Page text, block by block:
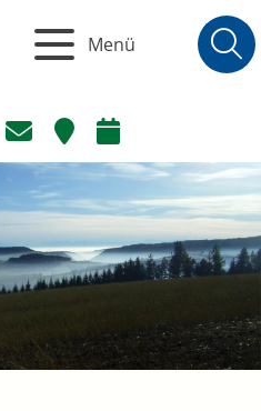
Menü